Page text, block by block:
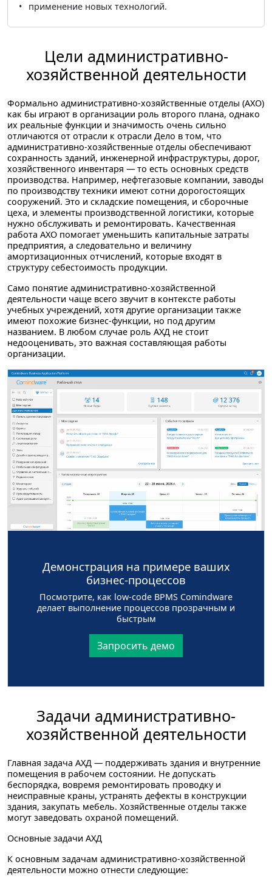
применение новых технологий.
Цели административно-
хозяйственной деятельности
Формально административно-хозяйственные отделы (АХО)
как бы играют в организации роль второго плана, однако
их реальные функции и значимость очень сильно
отличаются от отрасли к отрасли Дело в том, что
административно-хозяйственные отделы обеспечивают
сохранность зданий, инженерной инфраструктуры, дорог,
хозяйственного инвентаря — то есть основных средств
производства. Например, нефтегазовые компании, заводы
по производству техники имеют сотни дорогостоящих
сооружений. Это и складские помещения, и сборочные
цеха, и элементы производственной логистики, которые
нужно обслуживать и ремонтировать. Качественная
работа АХО помогает уменьшить капитальные затраты
предприятия, а следовательно и величину
амортизационных отчислений, которые входят в
структуру себестоимость продукции.
Само понятие административно-хозяйственной
деятельности чаще всего звучит в контексте работы
учебных учреждений, хотя другие организации также
имеют похожие бизнес-функции, но под другим
названием. В любом случае роль АХД не стоит
недооценивать, это важная составляющая работы
организации.
Демонстрация на примере ваших
бизнес-процессов
Посмотрите, как low-code BPMS Comindware
делает выполнение процессов прозрачным и
быстрым
Запросить демо
Задачи административно-
хозяйственной деятельности
Главная задача АХД — поддерживать здания и внутренние
помещения в рабочем состоянии. Не допускать
беспорядка, вовремя ремонтировать проводку и
неисправные краны, устранять дефекты в конструкции
здания, закупать мебель. Хозяйственные отделы также
могут заведовать охраной помещений.
Основные задачи АХД
К основным задачам административно-хозяйственной
деятельности можно отнести следующие: